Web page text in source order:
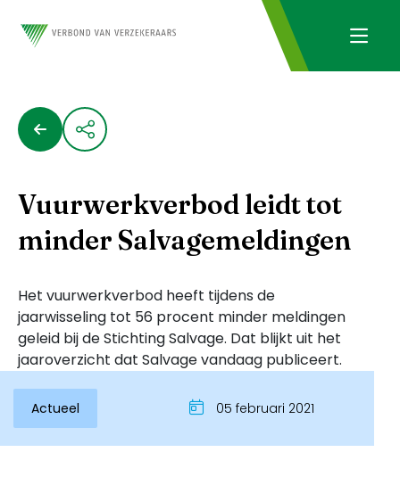
Vuurwerkverbod leidt tot
minder Salvagemeldingen
Het vuurwerkverbod heeft tijdens de
jaarwisseling tot 56 procent minder meldingen
geleid bij de Stichting Salvage. Dat blijkt uit het
jaaroverzicht dat Salvage vandaag publiceert.
Actueel 05 februari 2021